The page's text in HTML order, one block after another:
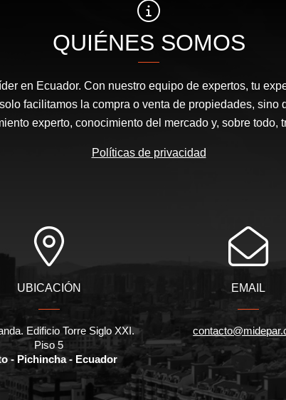
QUIÉNES SOMOS
en Ecuador. Con nuestro equipo de expertos, tu
facilitamos la compra o venta de propiedades, sino
experto, conocimiento del mercado y, sobre todo,
Políticas de privacidad
UBICACIÓN
Edificio Torre Siglo XXI.
Piso 5
- Pichincha - Ecuador
EMAIL